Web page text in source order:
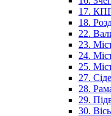
17.
18.
22.
23.
24.
25.
27.
28.
29.
30.